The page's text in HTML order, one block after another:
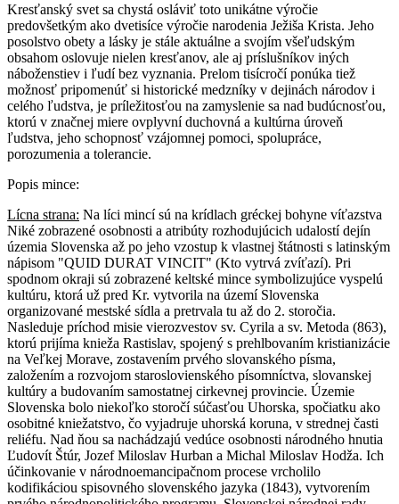
Kresťanský svet sa chystá osláviť toto unikátne výročie
predovšetkým ako dvetisíce výročie narodenia Ježiša Krista. Jeho
posolstvo obety a lásky je stále aktuálne a svojím všeľudským
obsahom oslovuje nielen kresťanov, ale aj príslušníkov iných
náboženstiev i ľudí bez vyznania. Prelom tisícročí ponúka tiež
možnosť pripomenúť si historické medzníky v dejinách národov i
celého ľudstva, je príležitosťou na zamyslenie sa nad budúcnosťou,
ktorú v značnej miere ovplyvní duchovná a kultúrna úroveň
ľudstva, jeho schopnosť vzájomnej pomoci, spolupráce,
porozumenia a tolerancie.
Popis mince:
Lícna strana: Na líci mincí sú na krídlach gréckej bohyne víťazstva
Niké zobrazené osobnosti a atribúty rozhodujúcich udalostí dejín
územia Slovenska až po jeho vzostup k vlastnej štátnosti s latinským
nápisom "QUID DURAT VINCIT" (Kto vytrvá zvíťazí). Pri
spodnom okraji sú zobrazené keltské mince symbolizujúce vyspelú
kultúru, ktorá už pred Kr. vytvorila na území Slovenska
organizované mestské sídla a pretrvala tu až do 2. storočia.
Nasleduje príchod misie vierozvestov sv. Cyrila a sv. Metoda (863),
ktorú prijíma knieža Rastislav, spojený s prehlbovaním kristianizácie
na Veľkej Morave, zostavením prvého slovanského písma,
založením a rozvojom staroslovienského písomníctva, slovanskej
kultúry a budovaním samostatnej cirkevnej provincie. Územie
Slovenska bolo niekoľko storočí súčasťou Uhorska, spočiatku ako
osobitné kniežatstvo, čo vyjadruje uhorská koruna, v strednej časti
reliéfu. Nad ňou sa nachádzajú vedúce osobnosti národného hnutia
Ľudovít Štúr, Jozef Miloslav Hurban a Michal Miloslav Hodža. Ich
účinkovanie v národnoemancipačnom procese vrcholilo
kodifikáciou spisovného slovenského jazyka (1843), vytvorením